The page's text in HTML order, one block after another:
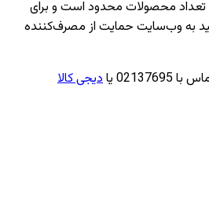
تعداد محصولات محدود است و برای
به وب‌سایت حمایت از مصرف‌کننده
با 02137695 یا دیجی کالا